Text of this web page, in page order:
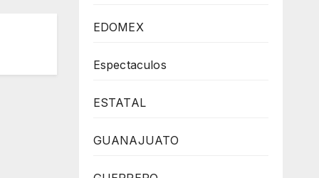
EDOMEX
Espectaculos
ESTATAL
GUANAJUATO